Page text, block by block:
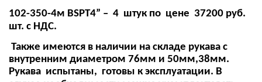
102-350-4м BSPT4” – 4 штук по цене 37200 руб.
шт. с НДС.
Также имеются в наличии на складе рукава с
внутренним диаметром 76мм и 50мм,38мм.
Рукава испытаны, готовы к эксплуатации. В